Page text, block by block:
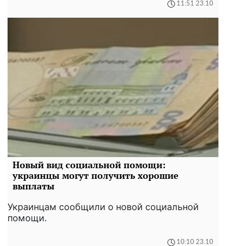
11:51 23.10
Новый вид социальной помощи:
украинцы могут получить хорошие
выплаты
Украинцам сообщили о новой социальной
помощи.
10:10 23.10